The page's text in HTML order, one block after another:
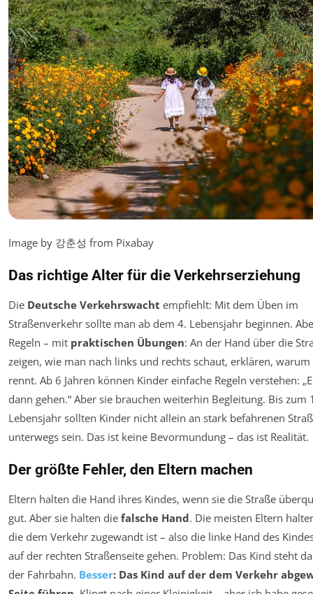
Image by 강춘성 from Pixabay
Das richtige Alter für die Verkehrserziehung
Die Deutsche Verkehrswacht empfiehlt: Mit dem Üben im
Straßenverkehr sollte man ab dem 4. Lebensjahr beginnen.
Regeln – mit praktischen Übungen: An der Hand über die
zeigen, wie man nach links und rechts schaut, erklären,
rennt. Ab 6 Jahren können Kinder einfache Regeln verstehen:
dann gehen.“ Aber sie brauchen weiterhin Begleitung. Bis zum
Lebensjahr sollten Kinder nicht allein an stark befahrenen
unterwegs sein. Das ist keine Bevormundung – das ist Realität.
Der größte Fehler, den Eltern machen
Eltern halten die Hand ihres Kindes, wenn sie die Straße
gut. Aber sie halten die falsche Hand. Die meisten Eltern
die dem Verkehr zugewandt ist – also die linke Hand des
auf der rechten Straßenseite gehen. Problem: Das Kind steht
der Fahrbahn. Besser: Das Kind auf der dem Verkehr